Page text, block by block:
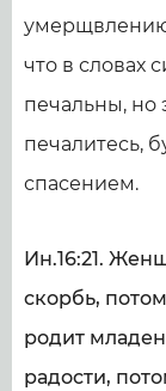
умерщвлению
что в словах
печальны, но
печалитесь,
спасением.
Ин.16:21.
скорбь,
родит
радости,